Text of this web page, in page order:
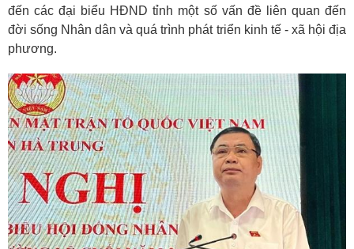
đến các đại biểu HĐND tỉnh một số vấn đề liên quan đến
đời sống Nhân dân và quá trình phát triển kinh tế - xã hội địa
phương.